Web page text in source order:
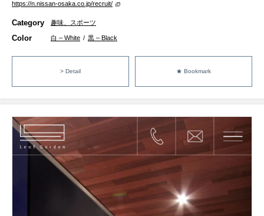
https://n.nissan-osaka.co.jp/recruit/
Category 趣味、スポーツ
Color 白 – White / 黒 – Black
> Detail ★ Bookmark